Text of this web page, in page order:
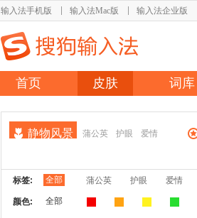
输入法手机版 输入法Mac版 输入法企业版
首页 皮肤 词库
静物风景 蒲公英 护眼 爱情
标签: 全部 蒲公英 护眼 爱情
颜色: 全部